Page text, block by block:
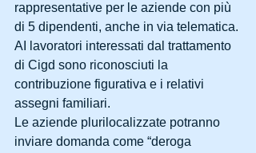
rappresentative per le aziende con più
di 5 dipendenti, anche in via telematica.
AI lavoratori interessati dal trattamento
di Cigd sono riconosciuti la
contribuzione figurativa e i relativi
assegni familiari.
Le aziende plurilocalizzate potranno
inviare domanda come “deroga